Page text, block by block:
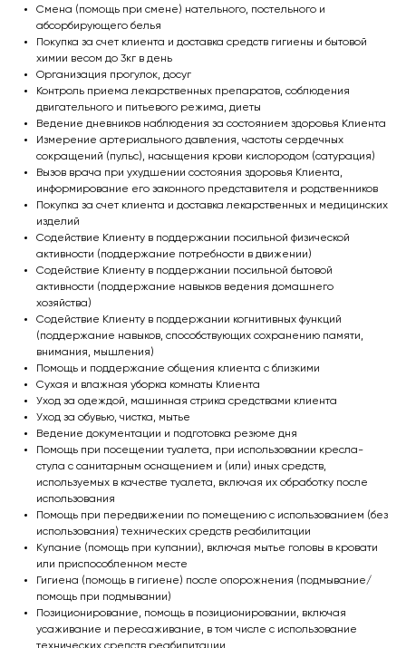
Смена (помощь при смене) нательного, постельного и
абсорбирующего белья
Покупка за счет клиента и доставка средств гигиены и бытовой
химии весом до 3кг в день
Организация прогулок, досуг
Контроль приема лекарственных препаратов, соблюдения
двигательного и питьевого режима, диеты
Ведение дневников наблюдения за состоянием здоровья Клиента
Измерение артериального давления, частоты сердечных
сокращений (пульс), насыщения крови кислородом (сатурация)
Вызов врача при ухудшении состояния здоровья Клиента,
информирование его законного представителя и родственников
Покупка за счет клиента и доставка лекарственных и медицинских
изделий
Содействие Клиенту в поддержании посильной физической
активности (поддержание потребности в движении)
Содействие Клиенту в поддержании посильной бытовой
активности (поддержание навыков ведения домашнего
хозяйства)
Содействие Клиенту в поддержании когнитивных функций
(поддержание навыков, способствующих сохранению памяти,
внимания, мышления)
Помощь и поддержание общения клиента с близкими
Сухая и влажная уборка комнаты Клиента
Уход за одеждой, машинная стрика средствами клиента
Уход за обувью, чистка, мытье
Ведение документации и подготовка резюме дня
Помощь при посещении туалета, при использовании кресла-
стула с санитарным оснащением и (или) иных средств,
используемых в качестве туалета, включая их обработку после
использования
Помощь при передвижении по помещению с использованием (без
использования) технических средств реабилитации
Купание (помощь при купании), включая мытье головы в кровати
или приспособленном месте
Гигиена (помощь в гигиене) после опорожнения (подмывание/
помощь при подмывании)
Позиционирование, помощь в позиционировании, включая
усаживание и пересаживание, в том числе с использование
Сделаем жизнь
близких более
комфортной и
полноценной!